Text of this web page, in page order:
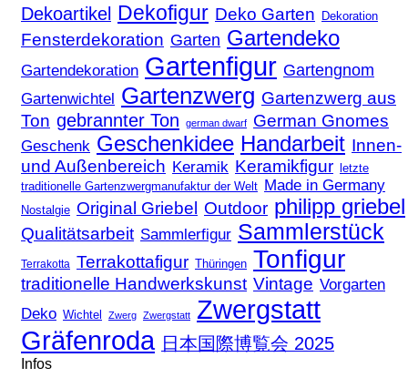
Dekoartikel Dekofigur Deko Garten Dekoration
Fensterdekoration Garten Gartendeko
Gartendekoration Gartenfigur Gartengnom
Gartenwichtel Gartenzwerg Gartenzwerg aus
Ton gebrannter Ton german dwarf German Gnomes
Geschenk Geschenkidee Handarbeit Innen-
und Außenbereich Keramik Keramikfigur
letzte
traditionelle Gartenzwergmanufaktur der Welt Made in Germany
Nostalgie Original Griebel Outdoor philipp griebel
Qualitätsarbeit Sammlerfigur Sammlerstück
Terrakotta Terrakottafigur Thüringen Tonfigur
traditionelle Handwerkskunst Vintage Vorgarten
Deko Wichtel Zwerg Zwergstatt
Zwergstatt
Gräfenroda 日本国際博覧会 2025
Infos